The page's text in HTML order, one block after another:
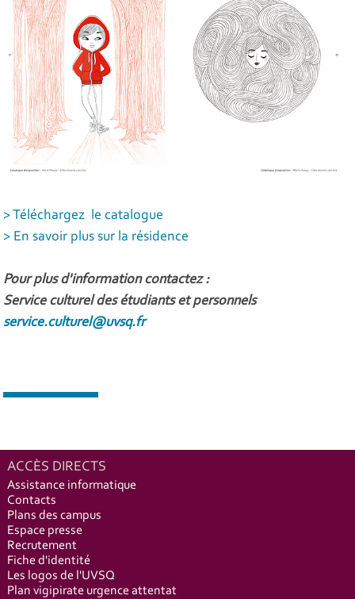
> Téléchargez le catalogue
> En savoir plus sur la résidence
Pour plus d'information contactez :
Service culturel des étudiants et personnels
service.culturel@uvsq.fr
ACCÈS DIRECTS
Assistance informatique
Contacts
Plans des campus
Espace presse
Recrutement
Fiche d'identité
Les logos de l'UVSQ
Plan vigipirate urgence attentat